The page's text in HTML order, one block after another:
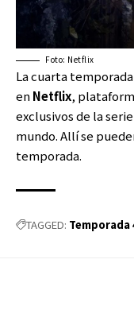
Foto: Netflix
La cuarta
enNetflix,
exclusivos de la
mundo. Allí se
temporada.
TAGGED: